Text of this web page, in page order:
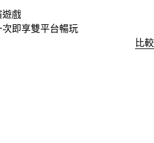
遊戲
次即享雙平台暢玩
比較